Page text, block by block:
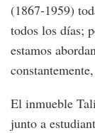
(1867-1959)
todos los días;
estamos
El inmueble
junto a